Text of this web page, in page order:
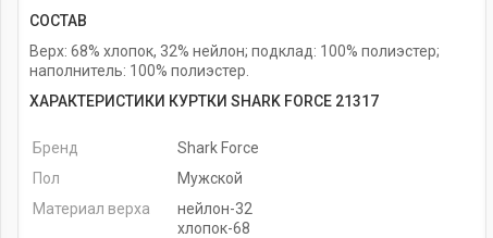
СОСТАВ
Верх: 68% хлопок, 32% нейлон; подклад: 100% полиэстер;
наполнитель: 100% полиэстер.
ХАРАКТЕРИСТИКИ КУРТКИ SHARK FORCE 21317
Бренд
Shark Force
Пол
Мужской
Материал верха
нейлон-32
хлопок-68